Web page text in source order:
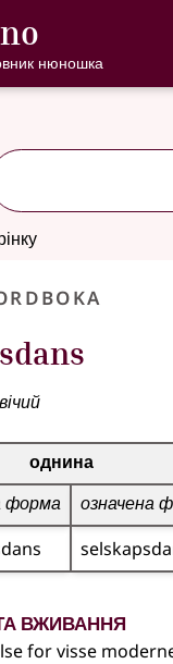
вмісту
,
нюношка
для цього
однина
форма
означена
вживання
for visse